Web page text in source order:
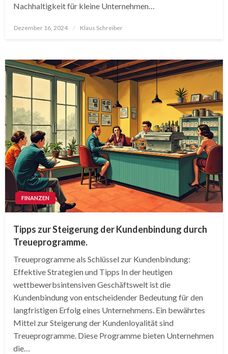
Nachhaltigkeit für kleine Unternehmen…
Posted
Dezember 16, 2024 Klaus Schreiber
FINANZEN
Tipps zur Steigerung der Kundenbindung durch
Treueprogramme.
Treueprogramme als Schlüssel zur Kundenbindung:
Effektive Strategien und Tipps In der heutigen
wettbewerbsintensiven Geschäftswelt ist die
Kundenbindung von entscheidender Bedeutung für den
langfristigen Erfolg eines Unternehmens. Ein bewährtes
Mittel zur Steigerung der Kundenloyalität sind
Treueprogramme. Diese Programme bieten Unternehmen
die…